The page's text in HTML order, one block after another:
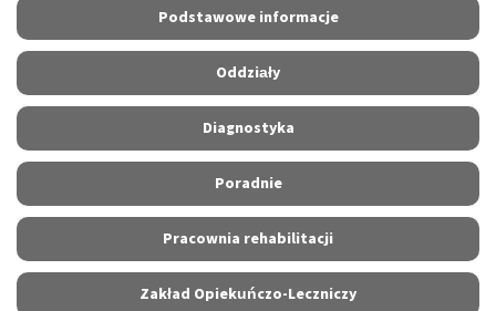
Podstawowe informacje
Oddziały
Diagnostyka
Poradnie
Pracownia rehabilitacji
Zakład Opiekuńczo-Leczniczy